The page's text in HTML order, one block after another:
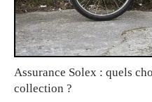
Assurance Solex : quels
collection ?